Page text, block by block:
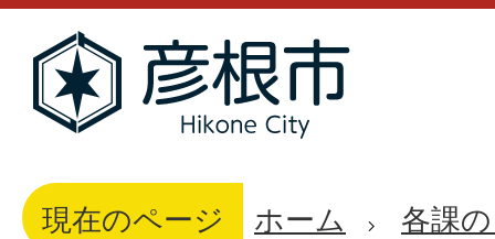
現在のページ ホーム 各課